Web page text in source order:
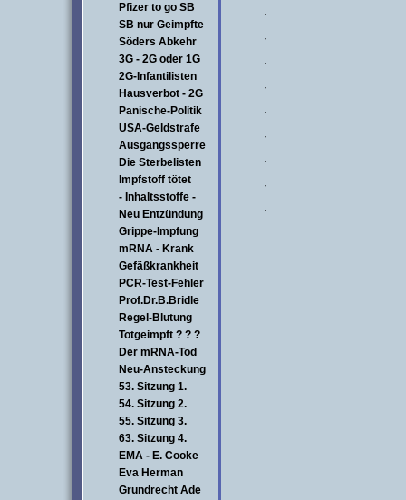
Pfizer to go SB
SB nur Geimpfte
Söders Abkehr
3G - 2G oder 1G
2G-Infantilisten
Hausverbot - 2G
Panische-Politik
USA-Geldstrafe
Ausgangssperre
Die Sterbelisten
Impfstoff tötet
- Inhaltsstoffe -
Neu Entzündung
Grippe-Impfung
mRNA - Krank
Gefäßkrankheit
PCR-Test-Fehler
Prof.Dr.B.Bridle
Regel-Blutung
Totgeimpft ? ? ?
Der mRNA-Tod
Neu-Ansteckung
53. Sitzung 1.
54. Sitzung 2.
55. Sitzung 3.
63. Sitzung 4.
EMA - E. Cooke
Eva Herman
Grundrecht Ade
·
·
·
·
·
·
·
·
·